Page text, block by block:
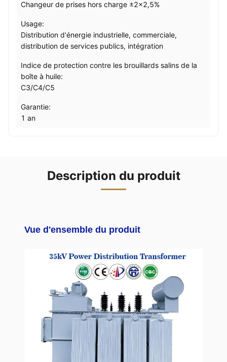
Changeur de prises hors charge ±2×2,5%
Usage:
Distribution d'énergie industrielle, commerciale,
distribution de services publics, intégration
Indice de protection contre les brouillards salins de la
boîte à huile:
C3/C4/C5
Garantie:
1 an
Description du produit
Vue d'ensemble du produit